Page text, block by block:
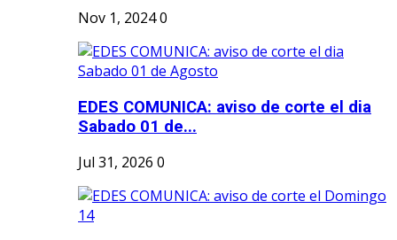
Nov 1, 20240
EDES COMUNICA: aviso de corte el dia
Sabado 01 de...
Jul 31, 2026 0